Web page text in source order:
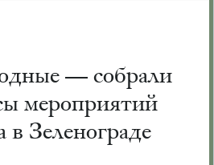
— собрали
мероприятий
в Зеленограде